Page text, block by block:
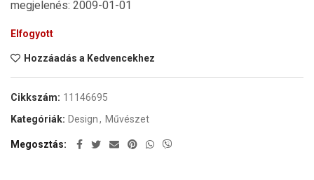
megjelenés: 2009-01-01
Elfogyott
Hozzáadás a Kedvencekhez
Cikkszám: 11146695
Kategóriák: Design, Művészet
Megosztás